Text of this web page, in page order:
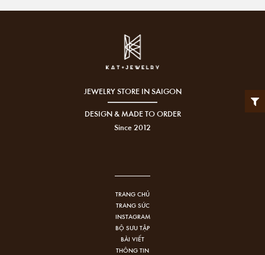
JEWELRY STORE IN SAIGON
DESIGN & MADE TO ORDER
Since 2012
TRANG CHỦ
TRANG SỨC
INSTAGRAM
BỘ SƯU TẬP
BÀI VIẾT
THÔNG TIN